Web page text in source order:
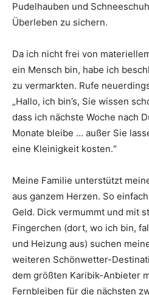
Pudelhauben und
Überleben zu sichern.
Da ich nicht frei von
ein Mensch bin, habe ich
zu vermarkten. Rufe
„Hallo, ich bin’s, Sie wissen
dass ich nächste Woche nach
Monate bleibe … außer Sie
eine Kleinigkeit kosten.“
Meine Familie unterstützt
aus ganzem Herzen. So
Geld. Dick vermummt und mit
Fingerchen (dort, wo ich bin,
und Heizung aus) suchen
weiteren Schönwetter-
dem größten Karibik-Anbieter
Fernbleiben für die nächsten